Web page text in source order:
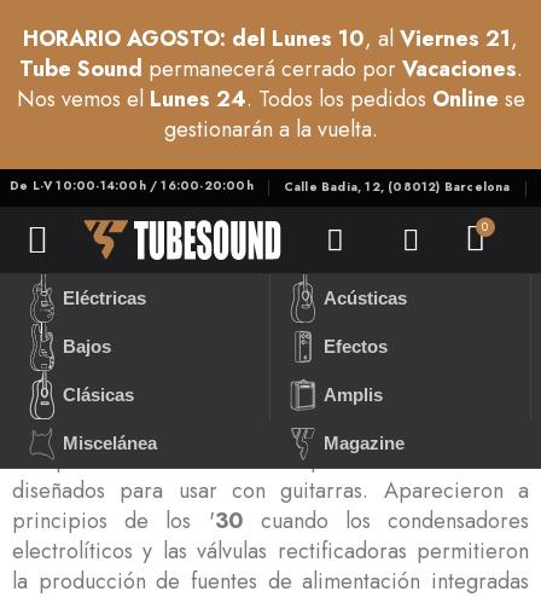
HORARIO AGOSTO: del Lunes 10, alViernes 21,
Tube Sound permanecerá cerrado porVacaciones.
Nos vemos el Lunes 24. Todos los pedidos Online se
gestionarán a la vuelta.
De L-V 10:00-14:00h / 16:00-20:00h Calle Badia, 12, (08012) Barcelona
Eléctricas Acústicas
Bajos Efectos
Clásicas Amplis
Miscelánea Magazine
Los primeros instrumentos amplificadores no fueron
diseñados para usar con guitarras. Aparecieron a
principios de los '30 cuando los condensadores
electrolíticos y las válvulas rectificadoras permitieron
la producción de fuentes de alimentación integradas